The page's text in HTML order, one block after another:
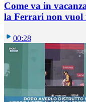
Come va in
la Ferrari non vuol
00:28